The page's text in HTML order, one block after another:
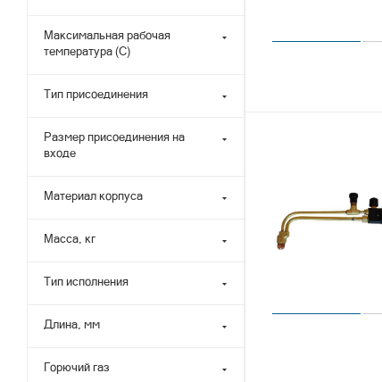
Максимальная рабочая
температура (С)
Тип присоединения
Размер присоединения на
входе
Материал корпуса
Масса, кг
Тип исполнения
Длина, мм
Горючий газ